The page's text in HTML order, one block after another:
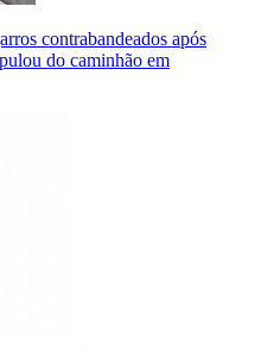
contrabandeados após
do caminhão em